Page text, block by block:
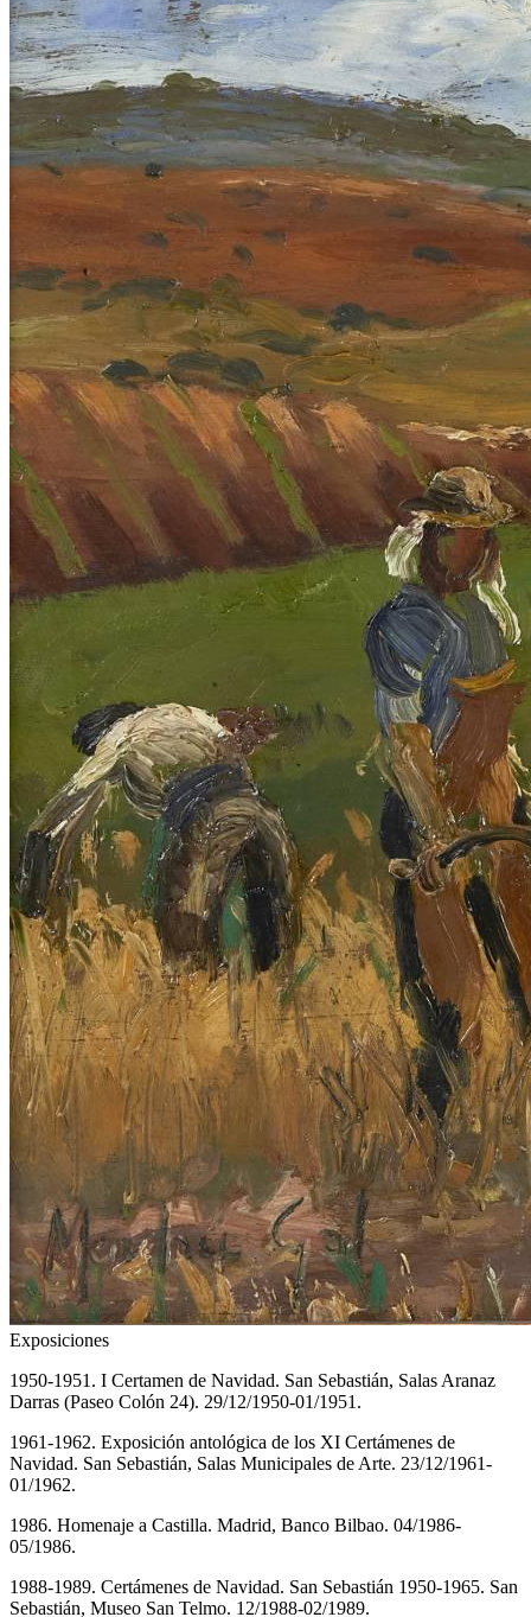
Exposiciones
1950-1951. I Certamen de Navidad. San Sebastián, Salas Aranaz
Darras (Paseo Colón 24). 29/12/1950-01/1951.
1961-1962. Exposición antológica de los XI Certámenes de
Navidad. San Sebastián, Salas Municipales de Arte. 23/12/1961-
01/1962.
1986. Homenaje a Castilla. Madrid, Banco Bilbao. 04/1986-
05/1986.
1988-1989. Certámenes de Navidad. San Sebastián 1950-1965. San
Sebastián, Museo San Telmo. 12/1988-02/1989.